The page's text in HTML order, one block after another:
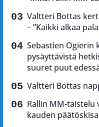
Valtteri Bottas
– ”Kaikki alkaa
Sebastien Ogierin
pysäyttävistä
suuret puut
Valtteri Bottas
Rallin MM-taistelu
kauden